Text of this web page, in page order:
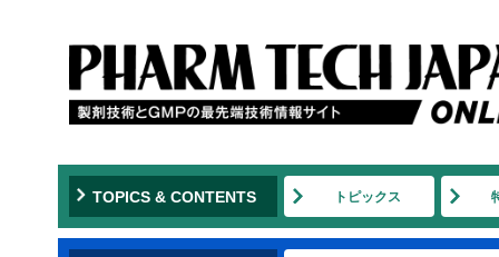
TOPICS & CONTENTS トピックス